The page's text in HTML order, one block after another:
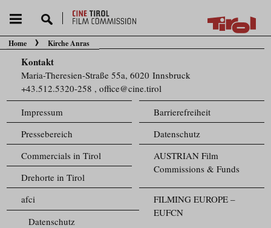
Sie befinden sich hier:
Home Kirche Anras
Kontakt
Maria-Theresien-Straße 55a, 6020 Innsbruck
+43.512.5320-258 ,office@cine.tirol
Impressum
Barrierefreiheit
Pressebereich
Datenschutz
Commercials in Tirol
AUSTRIAN Film
Commissions & Funds
Drehorte in Tirol
FILMING EUROPE –
EUFCN
afci
Datenschutz